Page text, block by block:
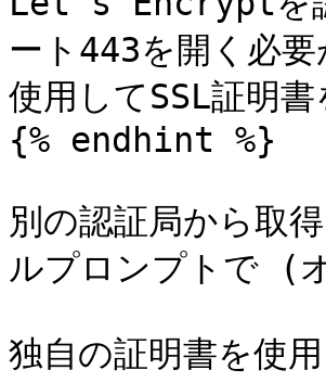
ート443を開く必
使用してSSL証明
{% endhint %}
別の認証局から取
ルプロンプトで (
独自の証明書を使